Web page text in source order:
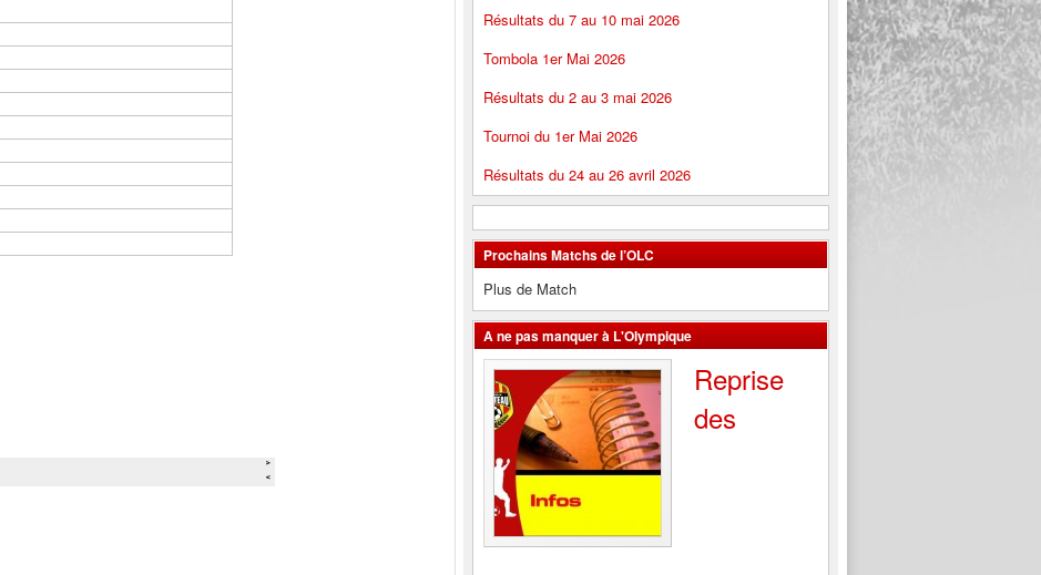
Résultats du 7 au 10 mai 2026
Tombola 1er Mai 2026
Résultats du 2 au 3 mai 2026
Tournoi du 1er Mai 2026
Résultats du 24 au 26 avril 2026
Prochains Matchs de l’OLC
Plus de Match
A ne pas manquer à L'Olympique
Reprise
des